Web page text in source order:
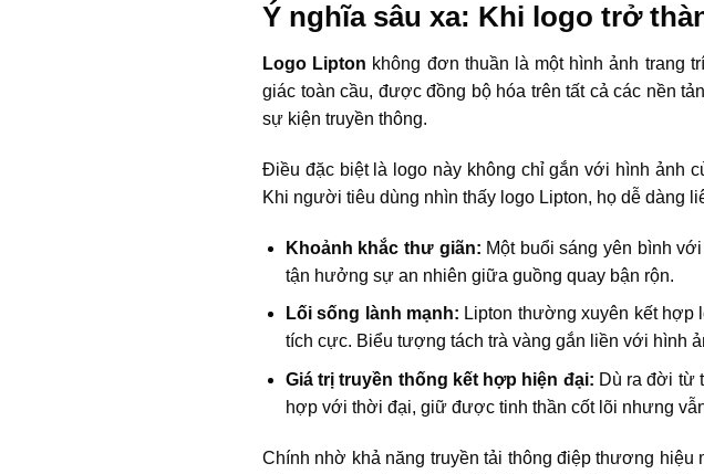
Ý nghĩa sâu xa: Khi logo trở
Logo Lipton không đơn thuần là một hình ảnh trang
giác toàn cầu, được đồng bộ hóa trên tất cả các nền
sự kiện truyền thông.
Điều đặc biệt là logo này không chỉ gắn với hình ảnh
Khi người tiêu dùng nhìn thấy logo Lipton, họ dễ dàng
Khoảnh khắc thư giãn: Một buổi sáng yên bình
tận hưởng sự an nhiên giữa guồng quay bận rộn.
Lối sống lành mạnh: Lipton thường xuyên kết hợp
tích cực. Biểu tượng tách trà vàng gắn liền với hình
Giá trị truyền thống kết hợp hiện đại: Dù ra đời từ
hợp với thời đại, giữ được tinh thần cốt lõi nhưng
Chính nhờ khả năng truyền tải thông điệp thương hiệu